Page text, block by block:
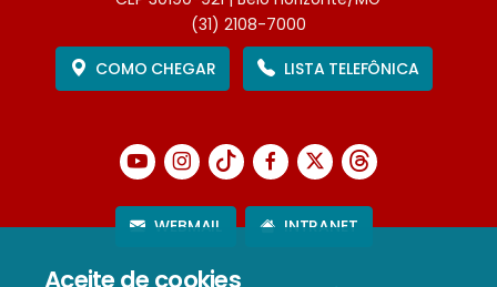
Aceite de cookies
(31) 2108-7000
COMO CHEGAR
LISTA TELEFÔNICA
WEBMAIL INTRANET